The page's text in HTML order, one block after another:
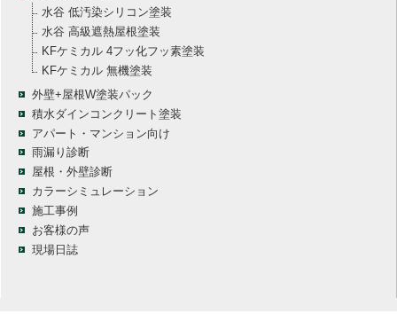
水谷 低汚染シリコン塗装
水谷 高級遮熱屋根塗装
KFケミカル 4フッ化フッ素塗装
KFケミカル 無機塗装
外壁+屋根W塗装パック
積水ダインコンクリート塗装
アパート・マンション向け
雨漏り診断
屋根・外壁診断
カラーシミュレーション
施工事例
お客様の声
現場日誌